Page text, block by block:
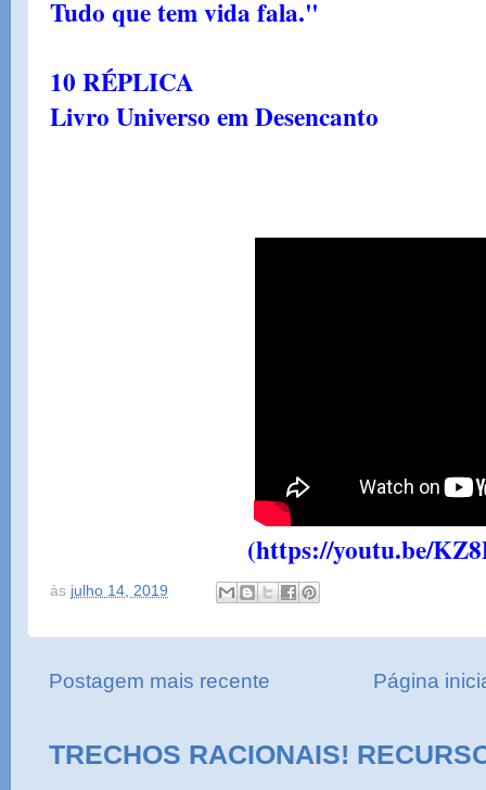
Tudo que tem vida fala."
10 RÉPLICA
Livro Universo em Desencanto
(https://youtu.be/
às julho 14, 2019
Postagem mais recente Página
TRECHOS RACIONAIS!